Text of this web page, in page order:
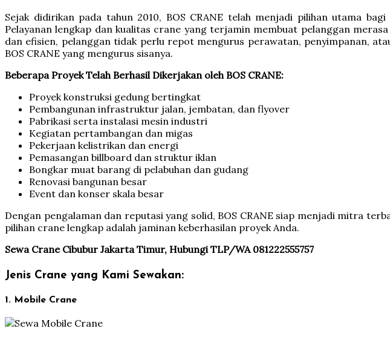
Sejak didirikan pada tahun 2010, BOS CRANE telah menjadi pilihan utama
Pelayanan lengkap dan kualitas crane yang terjamin membuat pelanggan
dan efisien, pelanggan tidak perlu repot mengurus perawatan, penyimpanan,
BOS CRANE yang mengurus sisanya.
Beberapa Proyek Telah Berhasil Dikerjakan oleh BOS CRANE:
Proyek konstruksi gedung bertingkat
Pembangunan infrastruktur jalan, jembatan, dan flyover
Pabrikasi serta instalasi mesin industri
Kegiatan pertambangan dan migas
Pekerjaan kelistrikan dan energi
Pemasangan billboard dan struktur iklan
Bongkar muat barang di pelabuhan dan gudang
Renovasi bangunan besar
Event dan konser skala besar
Dengan pengalaman dan reputasi yang solid, BOS CRANE siap menjadi mitra
pilihan crane lengkap adalah jaminan keberhasilan proyek Anda.
Sewa Crane Cibubur Jakarta Timur, Hubungi TLP/WA 081222555757
Jenis Crane yang Kami Sewakan:
1. Mobile Crane